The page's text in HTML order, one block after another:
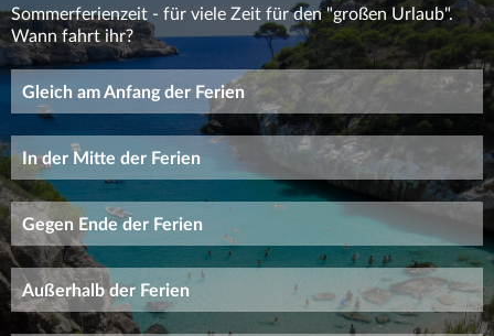
Sommerferienzeit - für viele Zeit für den "großen Urlaub".
Wann fahrt ihr?
Gleich am Anfang der Ferien
In der Mitte der Ferien
Gegen Ende der Ferien
Außerhalb der Ferien